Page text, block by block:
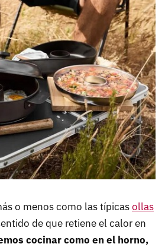
o menos como las típicasollas
de que retiene el calor en
cocinar como en el horno,